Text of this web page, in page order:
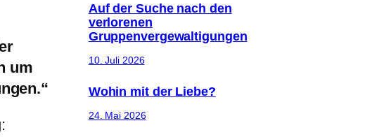
um
Auf der Suche nach den
verlorenen
Gruppenvergewaltigungen
10. Juli 2026
Wohin mit der Liebe?
24. Mai 2026